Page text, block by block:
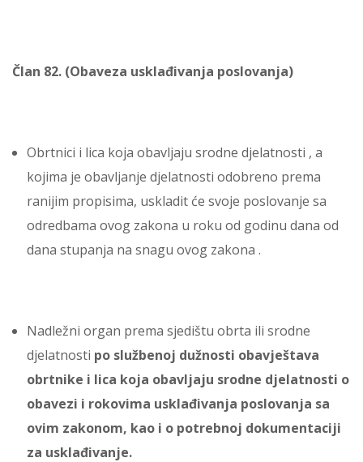
Član 82. (Obaveza usklađivanja poslovanja)
Obrtnici i lica koja obavljaju srodne djelatnosti , a
kojima je obavljanje djelatnosti odobreno prema
ranijim propisima, uskladit će svoje poslovanje sa
odredbama ovog zakona u roku od godinu dana od
dana stupanja na snagu ovog zakona .
Nadležni organ prema sjedištu obrta ili srodne
djelatnosti po službenoj dužnosti obavještava
obrtnike i lica koja obavljaju srodne djelatnosti o
obavezi i rokovima usklađivanja poslovanja sa
ovim zakonom, kao i o potrebnoj dokumentaciji
za usklađivanje.